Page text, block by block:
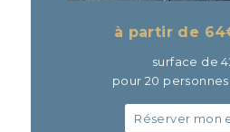
à partir de 64
surface de
pour 20
Réserver mon